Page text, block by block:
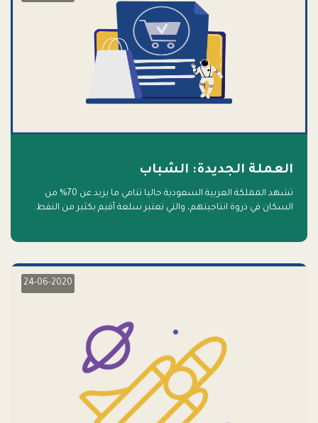
العملة الجديدة: الشباب
تشهد المملكة العربية السعودية حاليا تنامي ما يزيد عن 70% من
السكان في ذروة انتاجيتهم، والتي تعتبر سلعة أقيم بكثير من النفط.
24-06-2020